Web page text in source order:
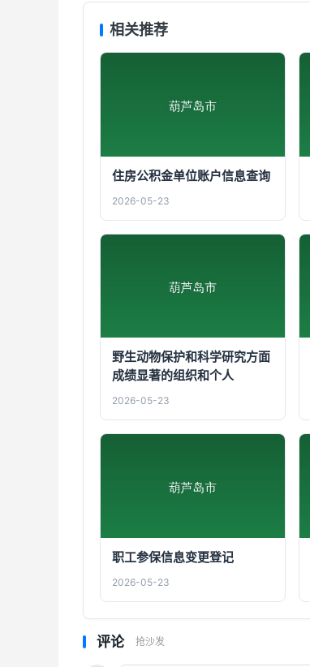
相关推荐
住房公积金单位账户信息查询
2026-05-23
野生动物保护和科学研究方面
成绩显著的组织和个人
2026-05-23
职工参保信息变更登记
2026-05-23
评论 抢沙发